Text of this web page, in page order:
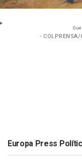
- COLPRENSA/
Europa Press